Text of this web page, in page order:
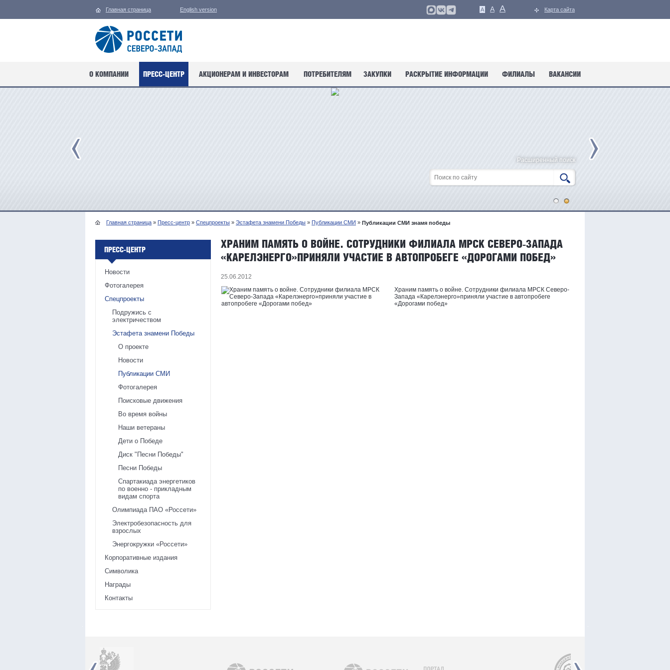
Главная страница English version Карта сайта
A A A
О КОМПАНИИ ПРЕСС-ЦЕНТР АКЦИОНЕРАМ И ИНВЕСТОРАМ ПОТРЕБИТЕЛЯМ ЗАКУПКИ РАСКРЫТИЕ ИНФОРМАЦИИ ФИЛИАЛЫ ВАКАНСИИ
Расширенный поиск
Главная страница » Пресс-центр » Спецпроекты » Эстафета знамени Победы » Публикации СМИ » Публикации СМИ знамя победы
ПРЕСС-ЦЕНТР
Новости
Фотогалерея
Спецпроекты
Подружись с
электричеством
Эстафета знамени Победы
О проекте
Новости
Публикации СМИ
Фотогалерея
Поисковые движения
Во время войны
Наши ветераны
Дети о Победе
Диск "Песни Победы"
Песни Победы
Спартакиада энергетиков
по военно - прикладным
видам спорта
Олимпиада ПАО «Россети»
Электробезопасность для
взрослых
Энергокружки «Россети»
Корпоративные издания
Символика
Награды
Контакты
ХРАНИМ ПАМЯТЬ О ВОЙНЕ. СОТРУДНИКИ ФИЛИАЛА МРСК СЕВЕРО-ЗАПАДА
«КАРЕЛЭНЕРГО»ПРИНЯЛИ УЧАСТИЕ В АВТОПРОБЕГЕ «ДОРОГАМИ ПОБЕД»
25.06.2012
Храним память о войне. Сотрудники филиала МРСК Северо-
Запада «Карелэнерго»приняли участие в автопробеге
«Дорогами побед»